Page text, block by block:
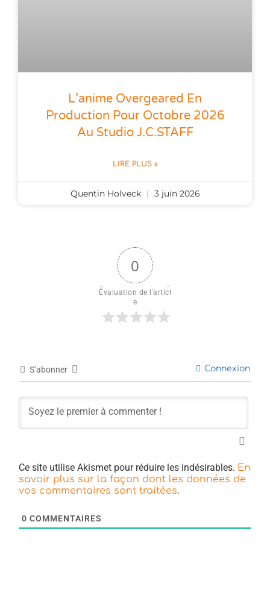
L’anime Overgeared En
Production Pour Octobre 2026
Au Studio J.C.STAFF
LIRE PLUS »
Quentin Holveck 3 juin 2026
0
Évaluation de l'articl
e
S’abonner Connexion
Ce site utilise Akismet pour réduire les indésirables. En
savoir plus sur la façon dont les données de
vos commentaires sont traitées.
0 COMMENTAIRES